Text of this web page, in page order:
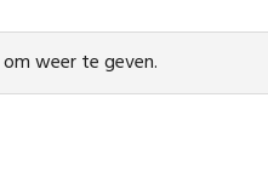
weer te geven.